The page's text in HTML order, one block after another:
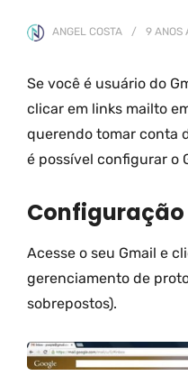
ANGEL COSTA 9 ANOS
Se você é usuário do
clicar em links mailto
querendo tomar conta
é possível configurar o
Configuração
Acesse o seu Gmail e
gerenciamento de
sobrepostos).